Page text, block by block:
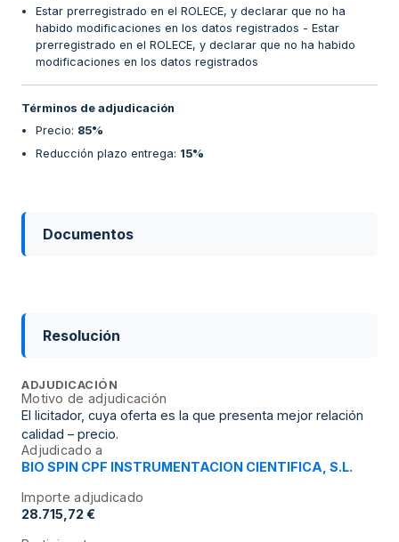
Estar prerregistrado en el ROLECE, y declarar que no ha
habido modificaciones en los datos registrados - Estar
prerregistrado en el ROLECE, y declarar que no ha habido
modificaciones en los datos registrados
Términos de adjudicación
Precio: 85%
Reducción plazo entrega: 15%
Documentos
Resolución
ADJUDICACIÓN
Motivo de adjudicación
El licitador, cuya oferta es la que presenta mejor relación
calidad – precio.
Adjudicado a
BIO SPIN CPF INSTRUMENTACION CIENTIFICA, S.L.
Importe adjudicado
28.715,72 €